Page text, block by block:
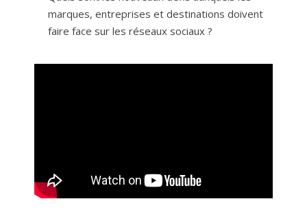
marques, entreprises et destinations doivent
faire face sur les réseaux sociaux ?